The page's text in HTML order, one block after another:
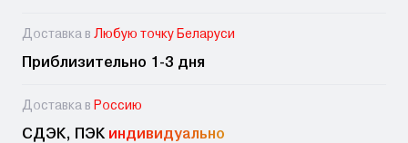
Доставка в Любую точку Беларуси
Приблизительно 1-3 дня
Доставка в Россию
СДЭК, ПЭК индивидуально